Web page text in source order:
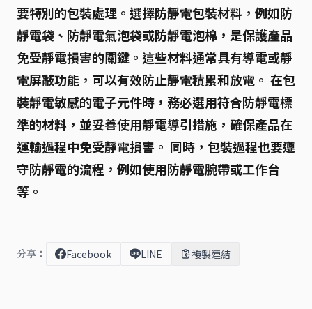
要特別的包裝處理。選擇防靜電包裝材料，例如防
靜電袋、防靜電氣泡袋或防靜電泡棉，是保護產品
免受靜電損害的關鍵。這些材料通常具有導電或靜
電屏蔽功能，可以有效防止靜電積累和放電。 在包
裝靜電敏感的電子元件時，務必選用符合防靜電標
準的材料，並妥善使用靜電導引措施，確保產品在
運輸過程中免受靜電損害。 同時，包裝過程也要遵
守防靜電的流程，例如使用防靜電腕帶或工作台
等。
分享： Facebook LINE 複製連結